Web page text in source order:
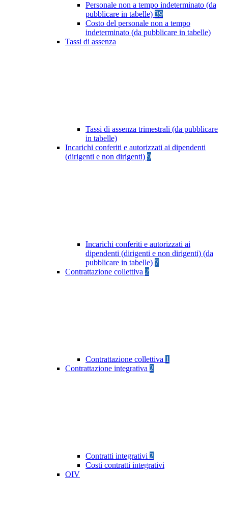
Personale non a tempo indeterminato (da
pubblicare in tabelle) 39
Costo del personale non a tempo
indeterminato (da pubblicare in tabelle)
Tassi di assenza
Tassi di assenza trimestrali (da pubblicare
in tabelle)
Incarichi conferiti e autorizzati ai dipendenti
(dirigenti e non dirigenti) 9
Incarichi conferiti e autorizzati ai
dipendenti (dirigenti e non dirigenti) (da
pubblicare in tabelle) 7
Contrattazione collettiva 2
Contrattazione collettiva 1
Contrattazione integrativa 2
Contratti integrativi 2
Costi contratti integrativi
OIV